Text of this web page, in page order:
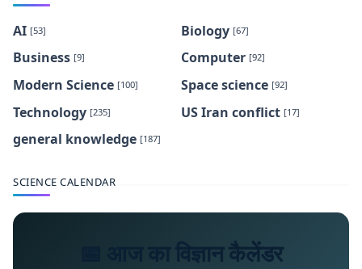
AI [53] Biology [67]
Business [9] Computer [92]
Modern Science [100] Space science [92]
Technology [235] US Iran conflict [17]
general knowledge [187]
SCIENCE CALENDAR
📅 आज का विज्ञान कैलेंडर